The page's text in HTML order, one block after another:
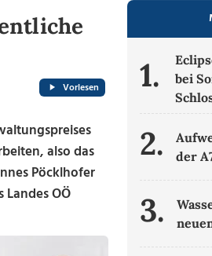
Vorlesen
also das
Pöcklhofer
OÖ
1.
bei
2.
der
3.